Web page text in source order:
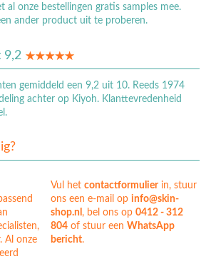
al onze bestellingen gratis samples mee.
ander product uit te proberen.
9,2
gemiddeld een 9,2 uit 10. Reeds 1974
achter op Kiyoh. Klanttevredenheid
Al onze
Vul hetcontactformulierin, stuur
ons een e-mail opinfo@skin-
shop.nl , bel ons op0412 - 312
804 of stuur eenWhatsApp
bericht.